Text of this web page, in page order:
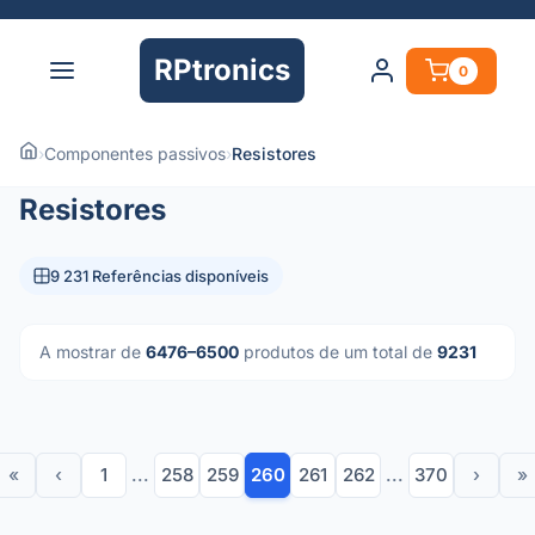
RPtronics 0
›Componentes passivos›Resistores
Resistores
9 231 Referências disponíveis
A mostrar de 6476–6500 produtos de um total de 9231
« ‹ 1 ... 258 259 260 261 262 ... 370 › »